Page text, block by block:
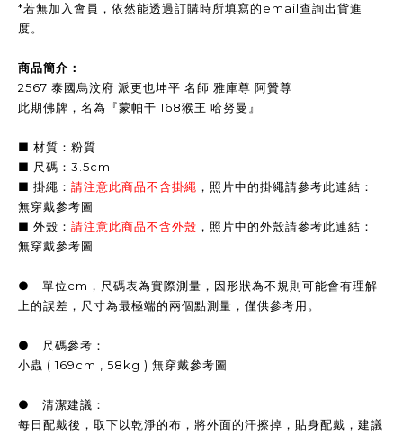
*若無加入會員，依然能透過訂購時所填寫的email查詢出貨進
度。
商品簡介：
2567 泰國烏汶府 派更也坤平 名師 雅庫尊 阿贊尊
此期佛牌，名為『蒙帕干 168猴王 哈努曼』
■ 材質：粉質
■ 尺碼：3.5cm
■ 掛繩： 請注意此商品不含掛繩 ，照片中的掛繩請參考此連結：
無穿戴參考圖
■ 外殼： 請注意此商品不含外殼 ，照片中的外殼請參考此連結：
無穿戴參考圖
● 單位cm，尺碼表為實際測量，因形狀為不規則可能會有理解
上的誤差，尺寸為最極端的兩個點測量，僅供參考用。
● 尺碼參考：
小蟲 ( 169cm , 58kg ) 無穿戴參考圖
● 清潔建議：
每日配戴後，取下以乾淨的布，將外面的汗擦掉，貼身配戴，建議